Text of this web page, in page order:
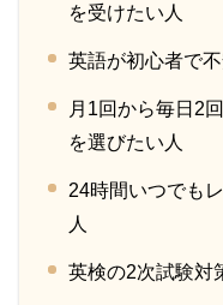
を受けたい人
英語が初心者で不
月1回から毎日2
を選びたい人
24時間いつでも
人
英検の2次試験対